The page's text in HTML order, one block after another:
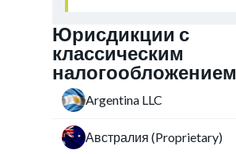
Юрисдикции с
классическим
налогообложением
Argentina LLC
Австралия (Proprietary)